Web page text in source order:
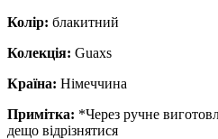
Колір: блакитний
Колекція: Guaxs
Країна: Німеччина
Примітка: *Через ручне
дещо відрізнятися